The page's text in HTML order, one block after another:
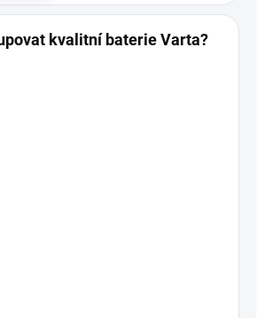
kvalitní baterie Varta?